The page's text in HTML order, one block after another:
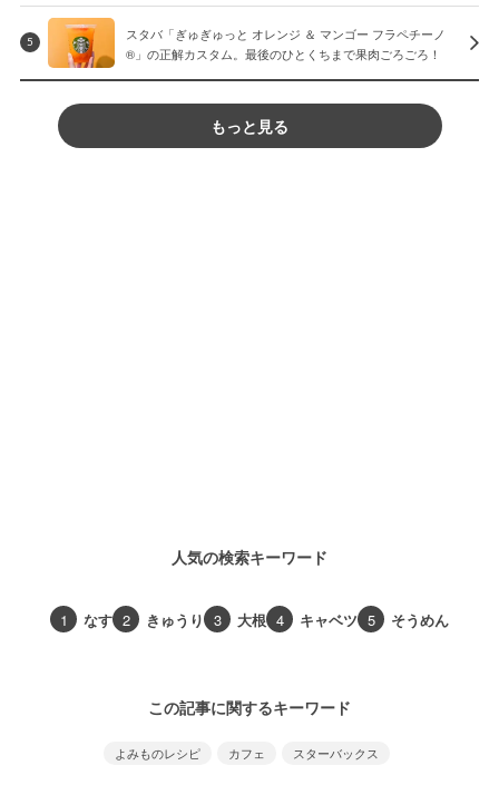
5
スタバ「ぎゅぎゅっと オレンジ ＆ マンゴー フラペチーノ
®」の正解カスタム。最後のひとくちまで果肉ごろごろ！
もっと見る
人気の検索キーワード
1 なす 2 きゅうり 3 大根 4 キャベツ 5 そうめん
この記事に関するキーワード
よみものレシピ カフェ スターバックス